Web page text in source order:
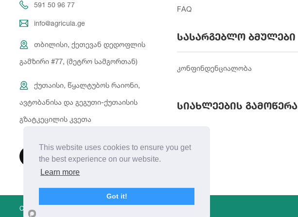
591 50 96 77
info@agricula.ge
თბილისი, ქეთევან დედოფლის
გამზირი #77, (მეტრო სამგორთან)
ქუთაისი, წყალტუბოს რაიონი,
ავტობანისა და გეგუთი-ქუთაისის
გზატკეცილის კვეთა
FAQ
სასარგებლო ბმულები
კონფინდენციალობა
სიახლეების გამოწერა
Copyright © 2021 | Created By
This website uses cookies to ensure you get
the best experience on our website.
Learn more
Got it!